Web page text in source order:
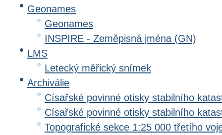
Geonames
Geonames
INSPIRE - Zeměpisná jména (GN)
LMS
Letecký měřický snímek
Archiválie
Císařské povinné otisky stabilního
Císařské povinné otisky stabilního
Topografické sekce 1:25 000 třetího